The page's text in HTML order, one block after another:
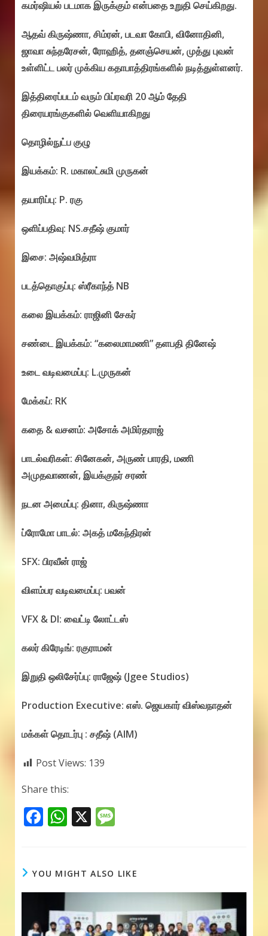
கமர்ஷியல் படமாக இருக்கும் என்பதை உறுதி செய்கிறது.
ஆதவ் கிருஷ்ணா, சிம்ரன், படவா கோபி, வினோதினி,
ஜாவா சுந்தரேசன், ரோஹித், தனஞ்செயன், முத்து புவன்
உள்ளிட்ட பலர் முக்கிய கதாபாத்திரங்களில் நடித்துள்ளனர்.
இத்திரைப்படம் வரும் பிப்ரவரி 20 ஆம் தேதி
திரையரங்குகளில் வெளியாகிறது
தொழில்நுட்ப குழு
இயக்கம்: R. மகாலட்சுமி முருகன்
தயாரிப்பு: P. ரகு
ஒளிப்பதிவு: NS.சதீஷ் குமார்
இசை: அஷ்வமித்ரா
படத்தொகுப்பு: ஸ்ரீகாந்த் NB
கலை இயக்கம்: ராஜினி சேகர்
சண்டை இயக்கம்: “கலைமாமணி” தளபதி தினேஷ்
உடை வடிவமைப்பு: L.முருகன்
மேக்கப்: RK
கதை & வசனம்: அசோக் அமிர்தராஜ்
பாடல்வரிகள்: சினேகன், அருண் பாரதி, மணி
அமுதவாணன், இயக்குநர் சரண்
நடன அமைப்பு: தினா, கிருஷ்ணா
ப்ரோமோ பாடல்: அகத் மகேந்திரன்
SFX: பிரவீன் ராஜ்
விளம்பர வடிவமைப்பு: பவன்
VFX & DI: வைட்டி லோட்டஸ்
கலர் கிரேடிங்: ரகுராமன்
இறுதி ஒலிசேர்ப்பு: ராஜேஷ் (Jgee Studios)
Production Executive: எஸ். ஜெயகார் விஸ்வநாதன்
மக்கள் தொடர்பு : சதீஷ் (AIM)
Post Views: 139
Share this:
F
b
o
o
W
s
A
p
X M
a
g
e
YOU MIGHT ALSO LIKE